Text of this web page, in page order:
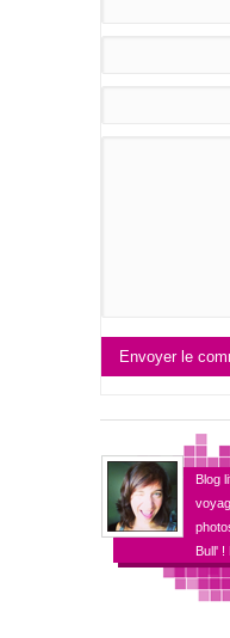
Envoyer le
Blog
Bull' !